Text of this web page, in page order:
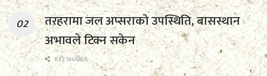
तरहरामा जल अप्सराको उपस्थिति, बासस्थान
अभावले टिक्न सकेन
633 SHARES